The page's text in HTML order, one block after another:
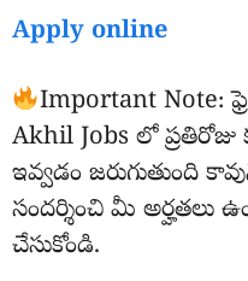
Apply online
Important Note:
Akhil Jobs లో
ఇవ్వడం జరుగుతుంది
సందర్శించి మీ అర్హతలు
చేసుకోండి.